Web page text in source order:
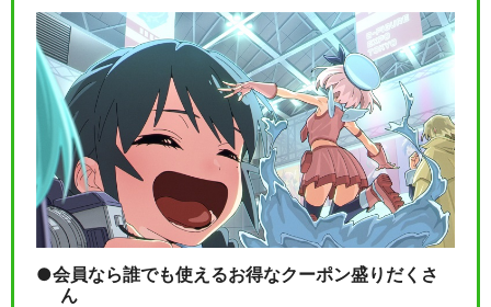
会員なら誰でも使えるお得なクーポン盛りだくさ
ん